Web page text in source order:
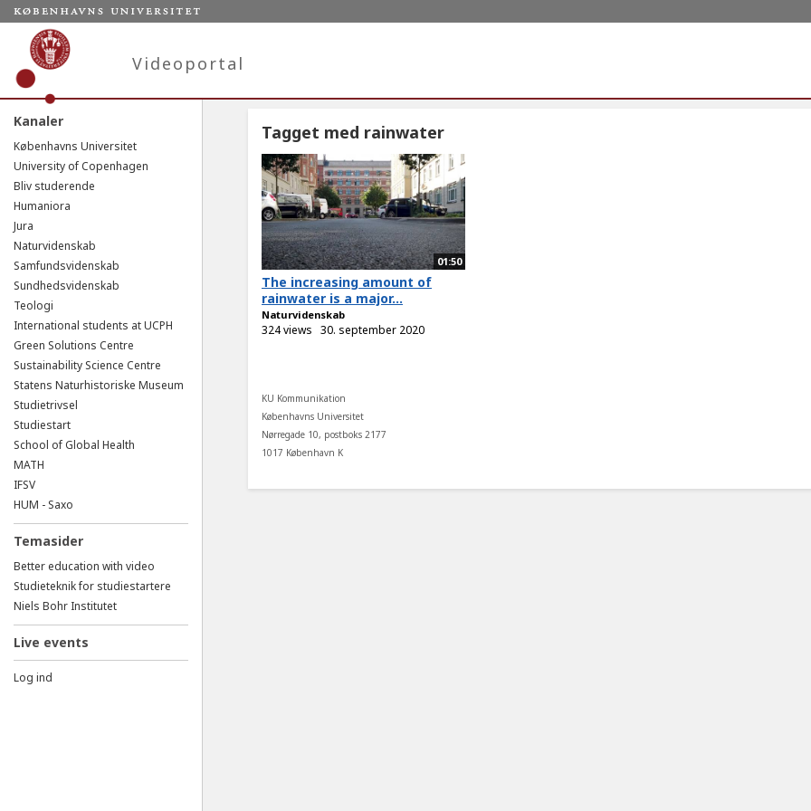
Videoportal
Kanaler
Københavns Universitet
University of Copenhagen
Bliv studerende
Humaniora
Jura
Naturvidenskab
Samfundsvidenskab
Sundhedsvidenskab
Teologi
International students at UCPH
Green Solutions Centre
Sustainability Science Centre
Statens Naturhistoriske Museum
Studietrivsel
Studiestart
School of Global Health
MATH
IFSV
HUM - Saxo
Temasider
Better education with video
Studieteknik for studiestartere
Niels Bohr Institutet
Live events
Log ind
Tagget med rainwater
01:50
The increasing amount of
rainwater is a major...
Naturvidenskab
324 views 30. september 2020
KU Kommunikation
Københavns Universitet
Nørregade 10, postboks 2177
1017 København K